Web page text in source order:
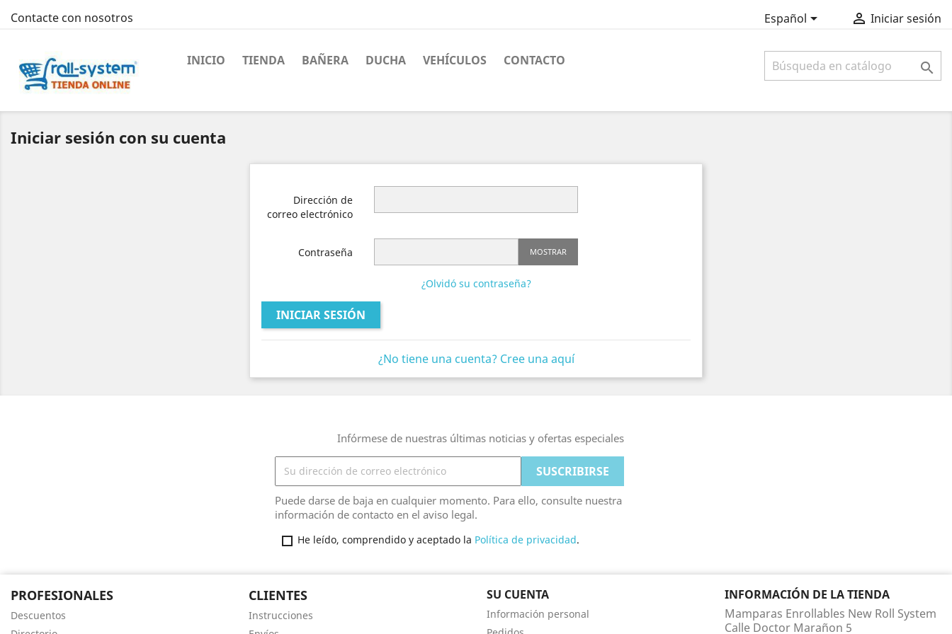
Contacte con nosotros Español  Iniciar sesión
INICIO TIENDA BAÑERA DUCHA VEHÍCULOS CONTACTO 
Iniciar sesión con su cuenta
Dirección de
correo electrónico
Contraseña MOSTRAR
¿Olvidó su contraseña?
INICIAR SESIÓN
¿No tiene una cuenta? Cree una aquí
Infórmese de nuestras últimas noticias y ofertas especiales
Puede darse de baja en cualquier momento. Para ello, consulte nuestra
información de contacto en el aviso legal.
He leído, comprendido y aceptado la Política de privacidad.
PROFESIONALES
Descuentos
CLIENTES
Instrucciones
SU CUENTA
Información personal
INFORMACIÓN DE LA TIENDA
Mamparas Enrollables New Roll System
Calle Doctor Marañon 5